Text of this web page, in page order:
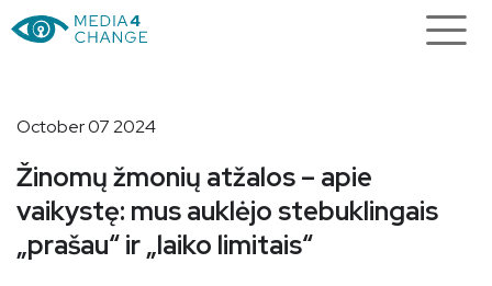
October 07 2024
Žinomų žmonių atžalos – apie
vaikystę: mus auklėjo stebuklingais
„prašau“ ir „laiko limitais“